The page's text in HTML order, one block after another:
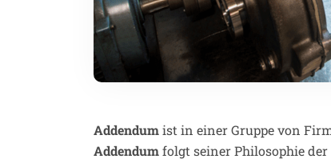
Addendumist in einer Gruppe von
Addendumfolgt seiner Philosophie